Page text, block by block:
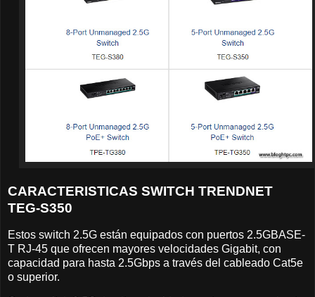
CARACTERISTICAS SWITCH TRENDNET
TEG-S350
Estos switch 2.5G están equipados con puertos 2.5GBASE-
T RJ-45 que ofrecen mayores velocidades Gigabit, con
capacidad para hasta 2.5Gbps a través del cableado Cat5e
o superior.